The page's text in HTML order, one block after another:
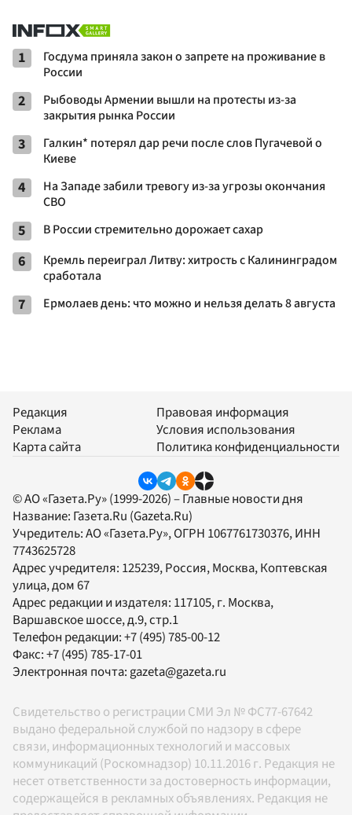
1
Госдума приняла закон о запрете на проживание в
России
2
Рыбоводы Армении вышли на протесты из-за
закрытия рынка России
3
Галкин* потерял дар речи после слов Пугачевой о
Киеве
4
На Западе забили тревогу из-за угрозы окончания
СВО
5 В России стремительно дорожает сахар
6
Кремль переиграл Литву: хитрость с Калининградом
сработала
7 Ермолаев день: что можно и нельзя делать 8 августа
Редакция
Реклама
Карта сайта
Правовая информация
Условия использования
Политика конфиденциальности
© АО «Газета.Ру» (1999-2026) – Главные новости дня
Название: Газета.Ru (Gazeta.Ru)
Учредитель:АО «Газета.Ру», ОГРН 1067761730376, ИНН
7743625728
Адрес учредителя: 125239, Россия, Москва, Коптевская
улица, дом 67
Адрес редакции и издателя: 117105, г. Москва,
Варшавское шоссе, д.9, стр.1
Телефон редакции:+7 (495) 785-00-12
Факс:+7 (495) 785-17-01
Электронная почта:gazeta@gazeta.ru
Свидетельство о регистрации СМИ Эл № ФС77-67642
выдано федеральной службой по надзору в сфере
связи, информационных технологий и массовых
коммуникаций (Роскомнадзор) 10.11.2016 г. Редакция не
несет ответственности за достоверность информации,
содержащейся в рекламных объявлениях. Редакция не